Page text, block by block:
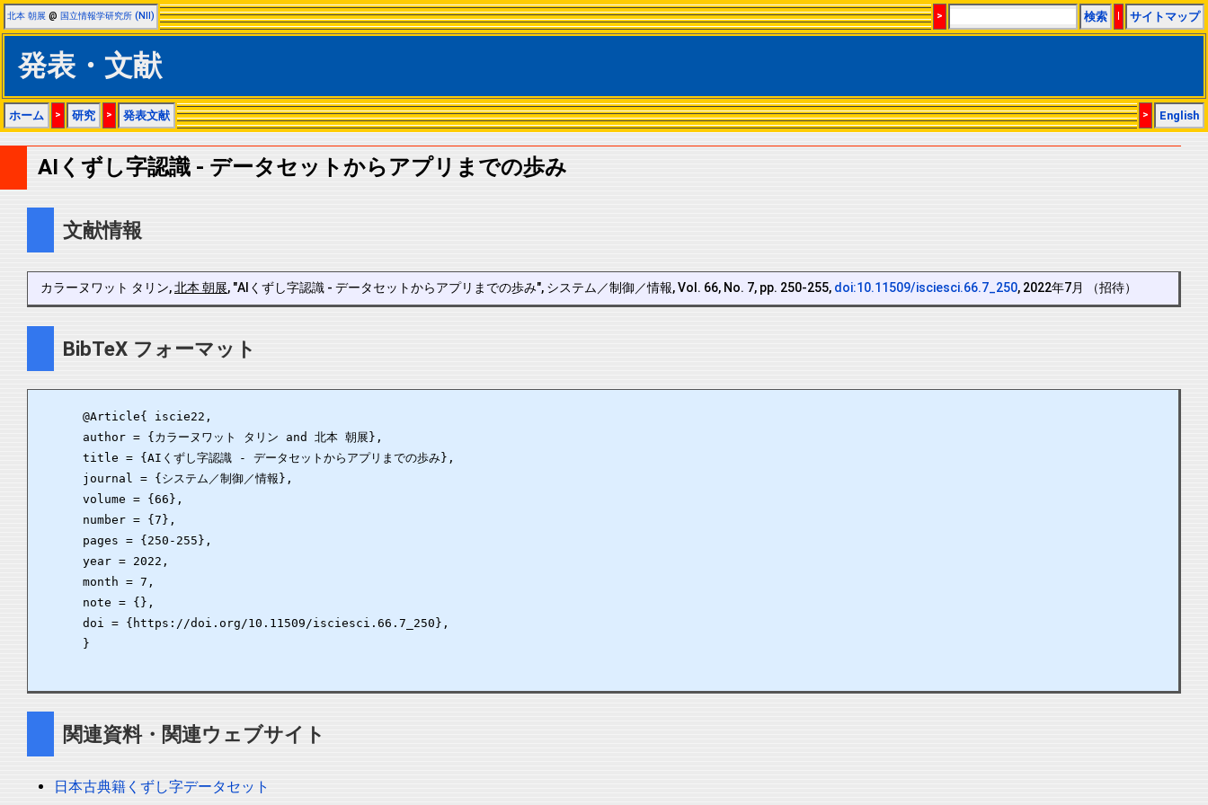
北本 朝展 @ 国立情報学研究所 (NII) > 検索 | サイトマップ
発表・文献
ホーム > 研究 > 発表文献 > English
AIくずし字認識 - データセットからアプリまでの歩み
文献情報
カラーヌワット タリン,北本 朝展, "AIくずし字認識 - データセットからアプリまでの歩み", システム／制御／情報, Vol. 66, No. 7, pp. 250-255, doi:10.11509/isciesci.66.7_250, 2022年7月 （招待）
BibTeX フォーマット
      @Article{ iscie22,
      author = {カラーヌワット タリン and 北本 朝展},
      title = {AIくずし字認識 - データセットからアプリまでの歩み},
      journal = {システム／制御／情報},
      volume = {66},
      number = {7},
      pages = {250-255},
      year = 2022,
      month = 7,
      note = {},
      doi = {https://doi.org/10.11509/isciesci.66.7_250},
      }
関連資料・関連ウェブサイト
日本古典籍くずし字データセット